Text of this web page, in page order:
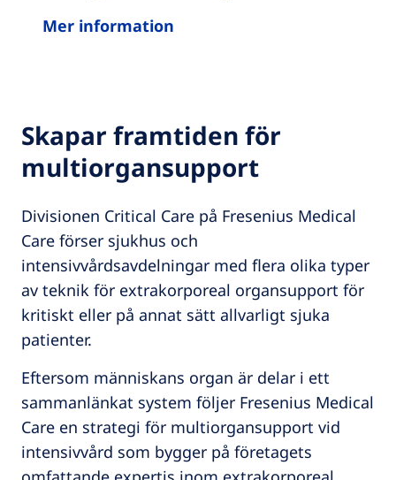
Mer information
Skapar framtiden för
multiorgansupport
Divisionen Critical Care på Fresenius Medical
Care förser sjukhus och
intensivvårdsavdelningar med flera olika typer
av teknik för extrakorporeal organsupport för
kritiskt eller på annat sätt allvarligt sjuka
patienter.
Eftersom människans organ är delar i ett
sammanlänkat system följer Fresenius Medical
Care en strategi för multiorgansupport vid
intensivvård som bygger på företagets